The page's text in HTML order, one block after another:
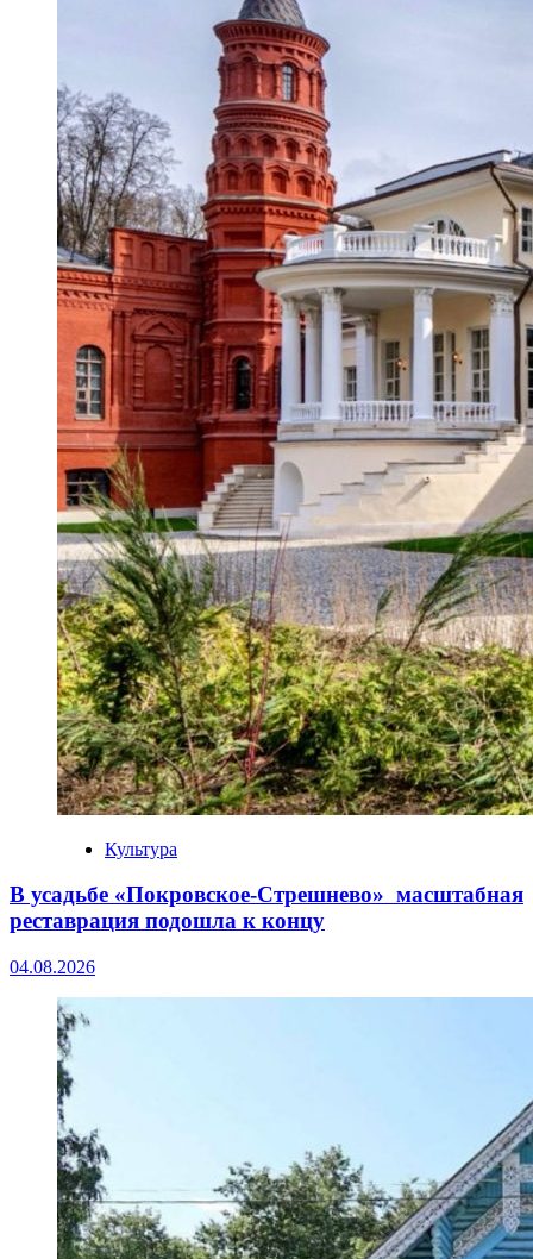
Культура
В усадьбе «Покровское‑Стрешнево» масштабная
реставрация подошла к концу
04.08.2026